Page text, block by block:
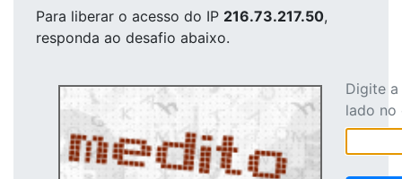
Para liberar o acesso do IP 216.73.217.50,
responda ao desafio abaixo.
Digite
lado no